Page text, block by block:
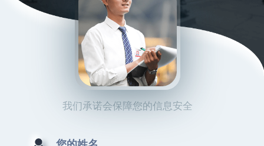
我们承诺会保障您的信息安全